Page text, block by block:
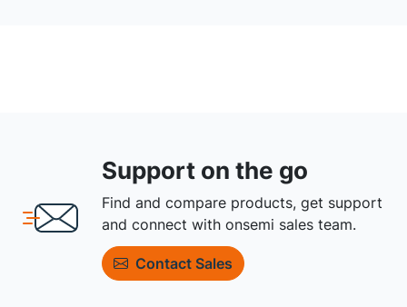
Support on the go
Find and compare products, get support
and connect with onsemi sales team.
Contact Sales